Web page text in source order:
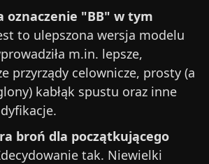
oznaczenie "BB" w tym
to ulepszona wersja modelu
m.in. lepsze,
przyrządy celownicze, prosty (a
kabłąk spustu oraz inne
broń dla początkującego
tak. Niewielki